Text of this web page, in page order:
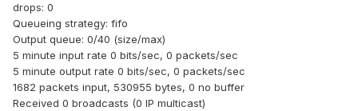
drops: 0
Queueing strategy: fifo
Output queue: 0/40 (size/max)
5 minute input rate 0 bits/sec, 0 packets/sec
5 minute output rate 0 bits/sec, 0 packets/sec
1682 packets input, 530955 bytes, 0 no buffer
Received 0 broadcasts (0 IP multicast)